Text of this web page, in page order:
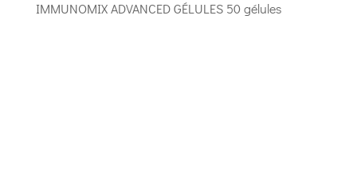
IMMUNOMIX ADVANCED GÉLULES 50 gélules